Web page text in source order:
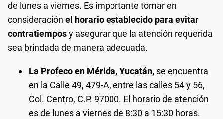
de lunes a viernes. Es importante tomar en
consideración el horario establecido para evitar
contratiemposy asegurar que la atención requerida
sea brindada de manera adecuada.
La Profeco en Mérida, Yucatán, se encuentra
en la Calle 49, 479-A, entre las calles 54 y 56,
Col. Centro, C.P. 97000. El horario de atención
es de lunes a viernes de 8:30 a 15:30 horas.